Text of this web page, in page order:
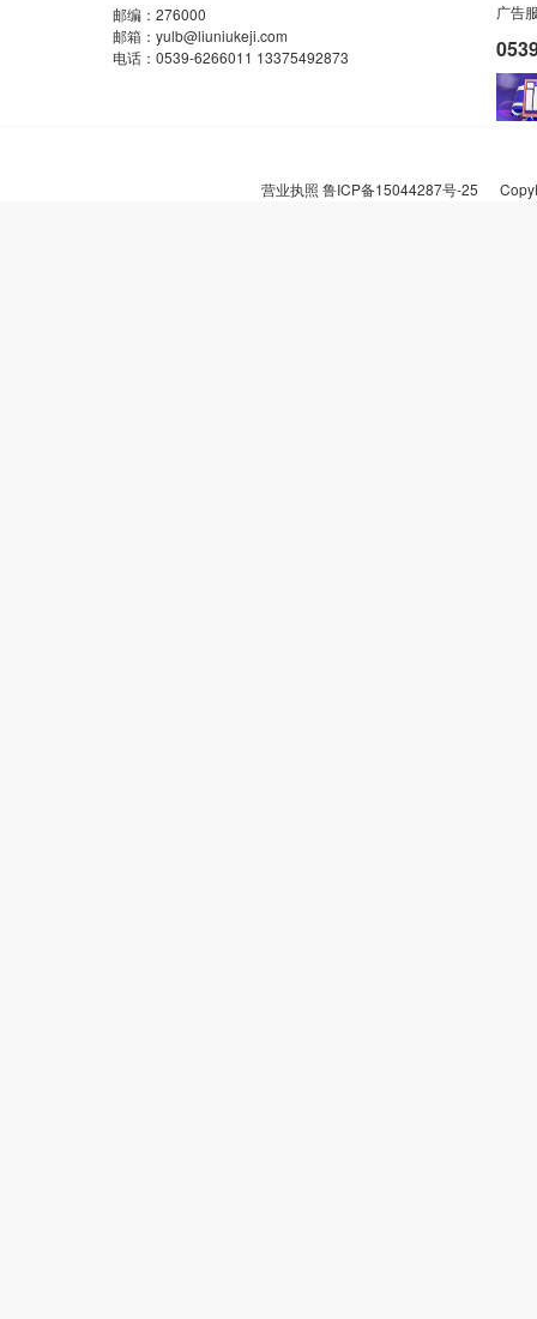
邮编：276000
邮箱：yulb@liuniukeji.com
电话：0539-6266011 13375492873
广告
营业执照 鲁ICP备15044287号-25